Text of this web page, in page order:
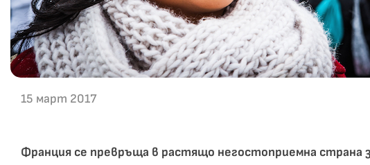
15 март 2017
Франция се превръща в растящо негостоприемна страна